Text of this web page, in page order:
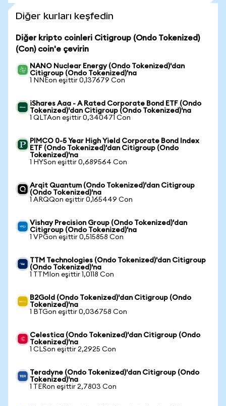
Diğer kurları keşfedin
Diğer kripto coinleri Citigroup (Ondo Tokenized)
(Con) coin'e çevirin
NANO Nuclear Energy (Ondo Tokenized)'dan
Citigroup (Ondo Tokenized)'na
1 NNEon eşittir 0,137679 Con
iShares Aaa - A Rated Corporate Bond ETF (Ondo
Tokenized)'dan Citigroup (Ondo Tokenized)'na
1 QLTAon eşittir 0,340471 Con
PIMCO 0-5 Year High Yield Corporate Bond Index
ETF (Ondo Tokenized)'dan Citigroup (Ondo
Tokenized)'na
1 HYSon eşittir 0,689564 Con
Arqit Quantum (Ondo Tokenized)'dan Citigroup
(Ondo Tokenized)'na
1 ARQQon eşittir 0,165449 Con
Vishay Precision Group (Ondo Tokenized)'dan
Citigroup (Ondo Tokenized)'na
1 VPGon eşittir 0,515858 Con
TTM Technologies (Ondo Tokenized)'dan Citigroup
(Ondo Tokenized)'na
1 TTMIon eşittir 1,0118 Con
B2Gold (Ondo Tokenized)'dan Citigroup (Ondo
Tokenized)'na
1 BTGon eşittir 0,036758 Con
Celestica (Ondo Tokenized)'dan Citigroup (Ondo
Tokenized)'na
1 CLSon eşittir 2,2925 Con
Teradyne (Ondo Tokenized)'dan Citigroup (Ondo
Tokenized)'na
1 TERon eşittir 2,7803 Con